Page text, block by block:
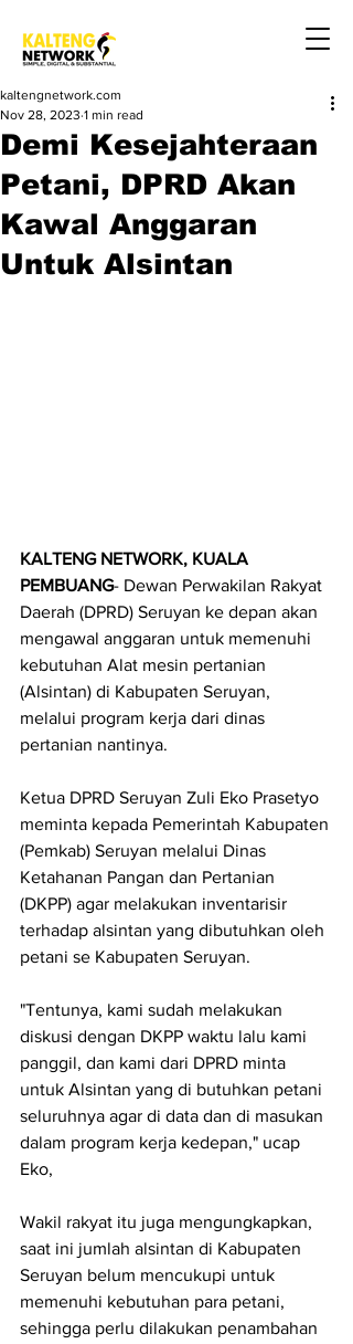
Demi Kesejahteraan
Petani, DPRD Akan
Kawal Anggaran
Untuk Alsintan
kaltengnetwork.com
Nov 28, 2023 1 min read
KALTENG NETWORK, KUALA
PEMBUANG- Dewan Perwakilan Rakyat
Daerah (DPRD) Seruyan ke depan akan
mengawal anggaran untuk memenuhi
kebutuhan Alat mesin pertanian
(Alsintan) di Kabupaten Seruyan,
melalui program kerja dari dinas
pertanian nantinya.
Ketua DPRD Seruyan Zuli Eko Prasetyo
meminta kepada Pemerintah Kabupaten
(Pemkab) Seruyan melalui Dinas
Ketahanan Pangan dan Pertanian
(DKPP) agar melakukan inventarisir
terhadap alsintan yang dibutuhkan oleh
petani se Kabupaten Seruyan.
"Tentunya, kami sudah melakukan
diskusi dengan DKPP waktu lalu kami
panggil, dan kami dari DPRD minta
untuk Alsintan yang di butuhkan petani
seluruhnya agar di data dan di masukan
dalam program kerja kedepan," ucap
Eko,
Wakil rakyat itu juga mengungkapkan,
saat ini jumlah alsintan di Kabupaten
Seruyan belum mencukupi untuk
memenuhi kebutuhan para petani,
sehingga perlu dilakukan penambahan